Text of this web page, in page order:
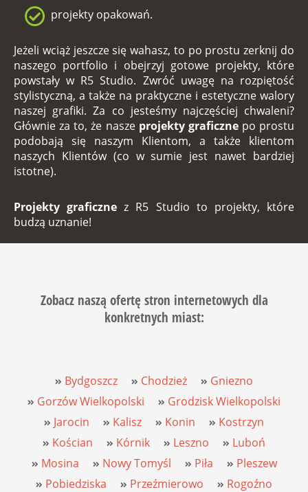
projekty opakowań.
Jeżeli wciąż jeszcze się wahasz, to po prostu zerknij do
naszego portfolio i obejrzyj gotowe projekty, które
powstały w R5 Studio. Zwróć uwagę na rozpiętość
stylistyczną, a także na praktyczne i estetyczne walory
naszej grafiki. Za co jesteśmy najczęściej chwaleni?
Głównie za to, że nasze projekty graficznepo prostu
podobają się naszym Klientom, a także klientom
naszych Klientów (co w sumie jest nawet bardziej
istotne).
Projekty graficzne z R5 Studio to projekty, które
budzą uznanie!
Zobacz naszą ofertę stron internetowych dla
konkretnych miast:
Bydgoszcz Chodzież
Gniezno
Gorzów Wielkopolski
Grodzisk Wielkopolski
Jarocin
Kalisz Konin
Kostrzyn
Kościan
Kórnik Leszno
Luboń
Mosina
Nowy Tomyśl Piła
Pleszew
Pobiedziska
Przeźmierowo
Rogoźno